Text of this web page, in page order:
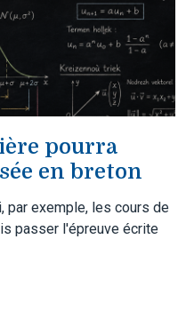
pourra
en breton
par exemple, les cours de
passer l'épreuve écrite